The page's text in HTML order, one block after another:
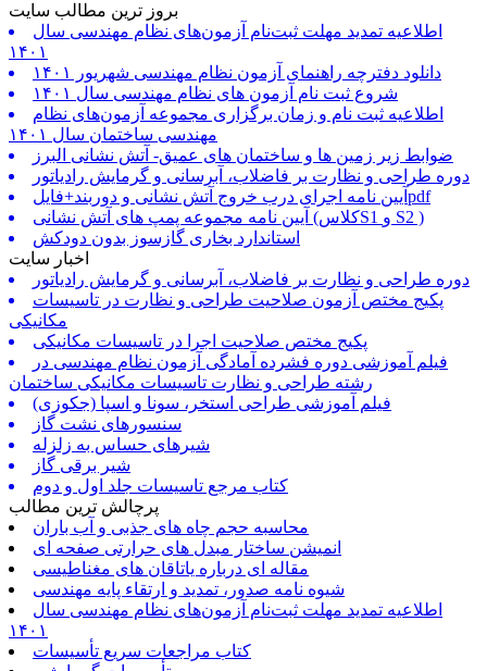
بروز ترین مطالب سایت
اطلاعیه تمدید مهلت ثبت‌نام آزمون‌های نظام مهندسی سال
۱۴۰۱
دانلود دفترچه راهنمای آزمون نظام مهندسی شهریور ۱۴۰۱
شروع ثبت نام آزمون های نظام مهندسی سال ۱۴۰۱
اطلاعیه ثبت نام و زمان برگزاری مجموعه آزمون‌های نظام
مهندسی ساختمان سال ۱۴۰۱
ضوابط زیر زمین ها و ساختمان های عمیق- آتش نشانی البرز
دوره طراحی و نظارت بر فاضلاب، آبرسانی و گرمایش رادیاتور
آیین نامه اجرای درب خروج آتش نشانی و دوربند+فایلpdf
آیین نامه مجموعه پمپ های آتش نشانی (کلاسS1 و S2 )
استاندارد بخاری گازسوز بدون دودکش
اخبار سایت
دوره طراحی و نظارت بر فاضلاب، آبرسانی و گرمایش رادیاتور
پکیج مختص آزمون صلاحیت طراحی و نظارت در تاسیسات
مکانیکی
پکیج مختص صلاحیت اجرا در تاسیسات مکانیکی
فیلم آموزشی دوره فشرده آمادگی آزمون نظام مهندسی در
رشته طراحی و نظارت تاسیسات مکانیکی ساختمان
فیلم آموزشی طراحی استخر، سونا و اسپا (جکوزی)
سنسورهای نشت گاز
شیرهای حساس به زلزله
شیر برقی گاز
کتاب مرجع تاسیسات جلد اول و دوم
پرچالش ترین مطالب
محاسبه حجم چاه های جذبی و آب باران
انمیشن ساختار مبدل های حرارتی صفحه ای
مقاله ای درباره یاتاقان های مغناطیسی
شیوه نامه صدور، تمدید و ارتقاء پایه مهندسی
اطلاعیه تمدید مهلت ثبت‌نام آزمون‌های نظام مهندسی سال
۱۴۰۱
کتاب مراجعات سریع تأسیسات